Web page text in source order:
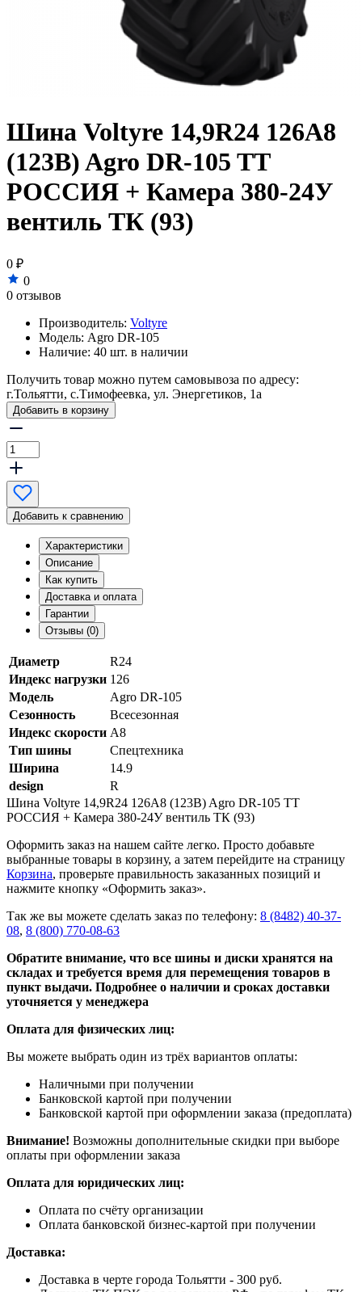
Шина Voltyre 14,9R24 126A8
(123B) Agro DR-105 TT
РОССИЯ + Камера 380-24У
вентиль ТК (93)
0 ₽
0
0 отзывов
Производитель: Voltyre
Модель: Agro DR-105
Наличие: 40 шт. в наличии
Получить товар можно путем самовывоза по адресу:
г.Тольятти, с.Тимофеевка, ул. Энергетиков, 1а
Добавить в корзину
Добавить к сравнению
Характеристики
Описание
Как купить
Доставка и оплата
Гарантии
Отзывы (0)
Диаметр
R24
Индекс нагрузки 126
Модель
Agro DR-105
Сезонность
Всесезонная
Индекс скорости A8
Тип шины
Спецтехника
Ширина
14.9
design
R
Шина Voltyre 14,9R24 126A8 (123B) Agro DR-105 TT
РОССИЯ + Камера 380-24У вентиль ТК (93)
Оформить заказ на нашем сайте легко. Просто добавьте
выбранные товары в корзину, а затем перейдите на страницу
Корзина, проверьте правильность заказанных позиций и
нажмите кнопку «Оформить заказ».
Так же вы можете сделать заказ по телефону: 8 (8482) 40-37-
08, 8 (800) 770-08-63
Обратите внимание, что все шины и диски хранятся на
складах и требуется время для перемещения товаров в
пункт выдачи. Подробнее о наличии и сроках доставки
уточняется у менеджера
Оплата для физических лиц:
Вы можете выбрать один из трёх вариантов оплаты:
Наличными при получении
Банковской картой при получении
Банковской картой при оформлении заказа (предоплата)
Внимание! Возможны дополнительные скидки при выборе
оплаты при оформлении заказа
Оплата для юридических лиц:
Оплата по счёту организации
Оплата банковской бизнес-картой при получении
Доставка:
Доставка в черте города Тольятти - 300 руб.